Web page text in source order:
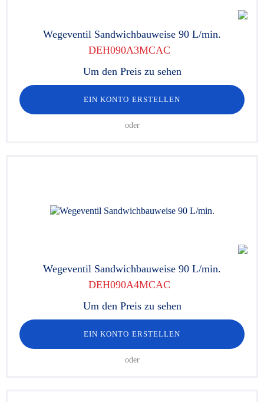
Wegeventil Sandwichbauweise 90 L/min.
DEH090A3MCAC
Um den Preis zu sehen
EIN KONTO ERSTELLEN
oder
Wegeventil Sandwichbauweise 90 L/min.
DEH090A4MCAC
Um den Preis zu sehen
EIN KONTO ERSTELLEN
oder